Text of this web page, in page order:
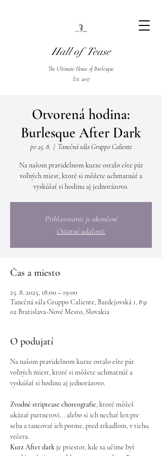
Hall of Tease
The Ultimate House of Burlesque
Est. 2017
Otvorená hodina:
Burlesque After Dark
po 25. 8.
  |
Tanečná sála Gruppo Caliente
Na našom pravidelnom kurze ostalo ešte pár
voľných miest, ktoré si môžete uchmatnúť a
vyskúšať si hodinu aj jednorázovo.
Prihlasovanie je ukončené
Ostatné udalosti:
Čas a miesto
25. 8. 2025, 18:00 – 19:00
Tanečná sála Gruppo Caliente, Bardejovská 1, 831
02 Bratislava-Nové Mesto, Slovakia
O podujatí
Na našom pravidelnom kurze ostalo ešte pár
voľných miest, ktoré si môžete uchmatnúť a
vyskúšať si hodinu aj jednorázovo.
Zvodné striptease choreografie, ktoré môžeš
ukázať partnerovi... alebo si ich nechať len pre
seba a tancovať ich potme, pred zrkadlom, v tichu
večera.
Kurz After dark je priestor, kde sa učíme byť